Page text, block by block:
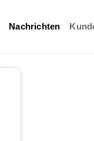
Nachrichten